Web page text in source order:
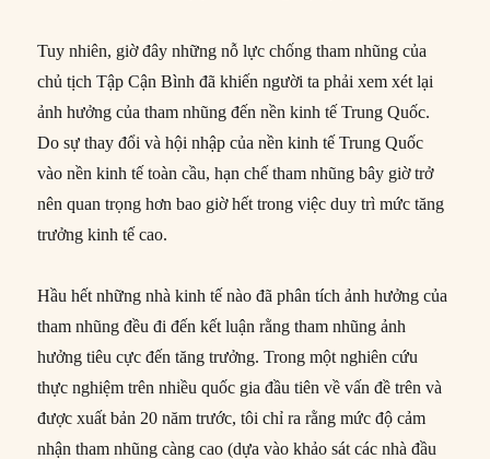
Tuy nhiên, giờ đây những nỗ lực chống tham nhũng của
chủ tịch Tập Cận Bình đã khiến người ta phải xem xét lại
ảnh hưởng của tham nhũng đến nền kinh tế Trung Quốc.
Do sự thay đổi và hội nhập của nền kinh tế Trung Quốc
vào nền kinh tế toàn cầu, hạn chế tham nhũng bây giờ trở
nên quan trọng hơn bao giờ hết trong việc duy trì mức tăng
trưởng kinh tế cao.
Hầu hết những nhà kinh tế nào đã phân tích ảnh hưởng của
tham nhũng đều đi đến kết luận rằng tham nhũng ảnh
hưởng tiêu cực đến tăng trưởng. Trong một nghiên cứu
thực nghiệm trên nhiều quốc gia đầu tiên về vấn đề trên và
được xuất bản 20 năm trước, tôi chỉ ra rằng mức độ cảm
nhận tham nhũng càng cao (dựa vào khảo sát các nhà đầu